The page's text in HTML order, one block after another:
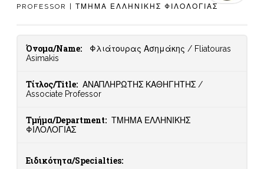
PROFESSOR | ΤΜΗΜΑ ΕΛΛΗΝΙΚΗΣ ΦΙΛΟΛΟΓΙΑΣ
Όνομα/Name:
Φλιάτουρας Ασημάκης / Fliatouras
Asimakis
Τίτλος/Title: ΑΝΑΠΛΗΡΩΤΗΣ ΚΑΘΗΓΗΤΗΣ /
Associate Professor
Τμήμα/Department: ΤΜΗΜΑ ΕΛΛΗΝΙΚΗΣ
ΦΙΛΟΛΟΓΙΑΣ
Ειδικότητα/Specialties: